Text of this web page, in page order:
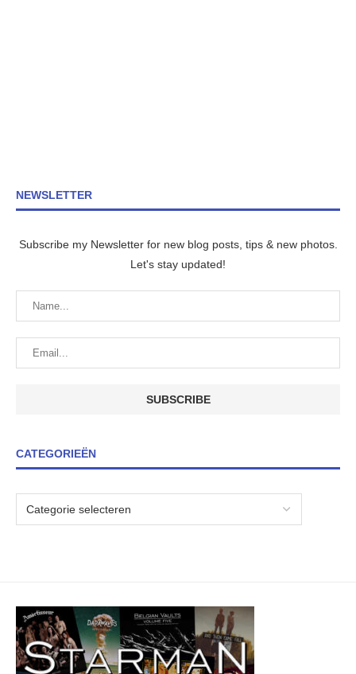
NEWSLETTER
Subscribe my Newsletter for new blog posts, tips & new photos.
Let's stay updated!
CATEGORIEËN